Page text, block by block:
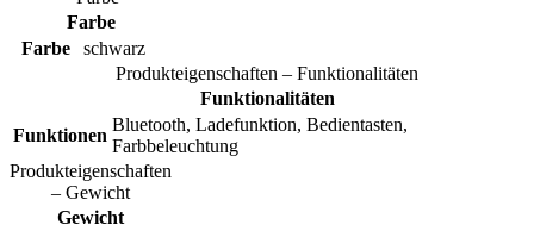
Farbe
Farbe
schwarz
Produkteigenschaften – Funktionalitäten
Funktionalitäten
Funktionen
Bluetooth, Ladefunktion, Bedientasten,
Farbbeleuchtung
Produkteigenschaften
– Gewicht
Gewicht